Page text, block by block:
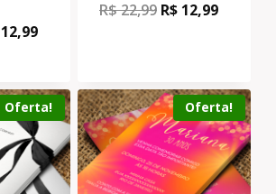
12,99
R$22,99 R$ 12,99
Oferta! Oferta!